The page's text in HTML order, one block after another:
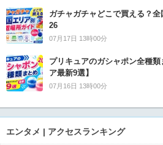
ガチャガチャどこで買える？
26
07月17日 13時00分
プリキュアのガシャポン全種
ア最新9選】
07月16日 13時00分
エンタメ | アクセスランキング